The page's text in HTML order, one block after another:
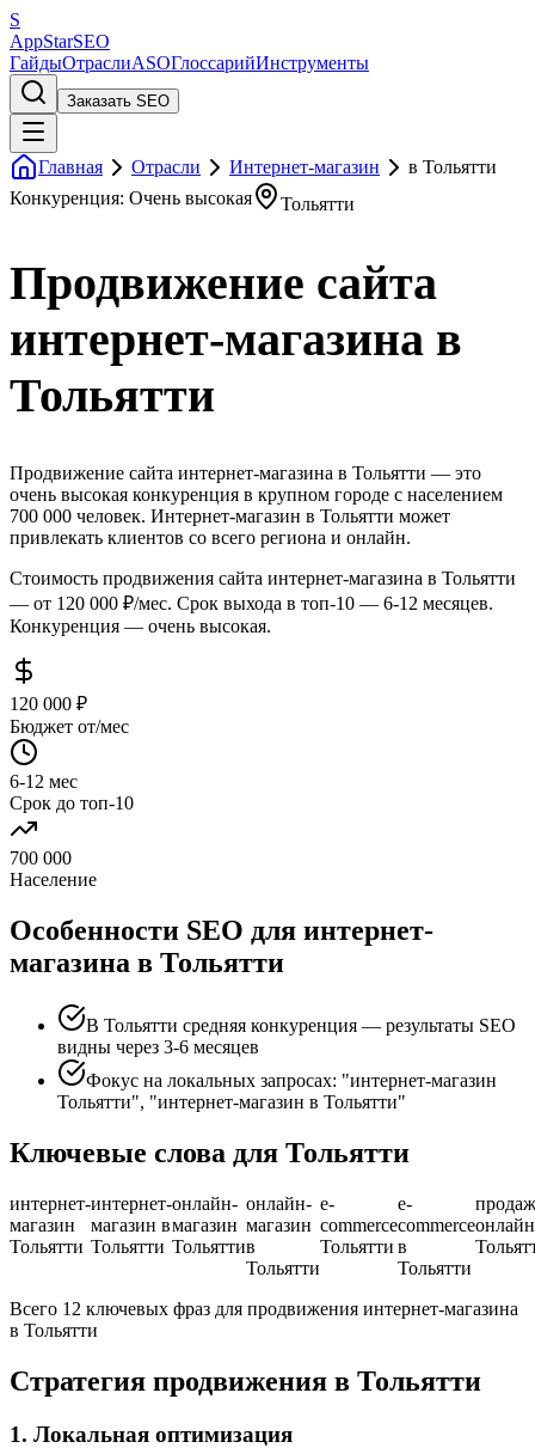
S
AppStarSEO
ГайдыОтраслиASOГлоссарийИнструменты
Заказать SEO
Главная Отрасли Интернет-магазин
в Тольятти
Конкуренция: Очень высокая
Тольятти
Продвижение сайта
интернет-магазина в
Тольятти
Продвижение сайта интернет-магазина в Тольятти — это
очень высокая конкуренция в крупном городе с населением
700 000 человек. Интернет-магазин в Тольятти может
привлекать клиентов со всего региона и онлайн.
Стоимость продвижения сайта интернет-магазина в Тольятти
— от 120 000 ₽/мес. Срок выхода в топ-10 — 6-12 месяцев.
Конкуренция — очень высокая.
120 000 ₽
Бюджет от/мес
6-12 мес
Срок до топ-10
700 000
Население
Особенности SEO для интернет-
магазина в Тольятти
В Тольятти средняя конкуренция — результаты SEO
видны через 3-6 месяцев
Фокус на локальных запросах: "интернет-магазин
Тольятти", "интернет-магазин в Тольятти"
Ключевые слова для Тольятти
интернет-
магазин
Тольятти
интернет-
магазин в
Тольятти
онлайн-
магазин
Тольятти
онлайн-
магазин
в
Тольятти
e-
commerce
Тольятти
e-
commerce
в
Тольятти
онлайн
Всего 12 ключевых фраз для продвижения интернет-магазина
в Тольятти
Стратегия продвижения в Тольятти
1. Локальная оптимизация